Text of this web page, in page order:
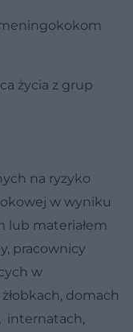
życia z grup
na ryzyko
w wyniku
materiałem
pracownicy
w
domach
internatach,